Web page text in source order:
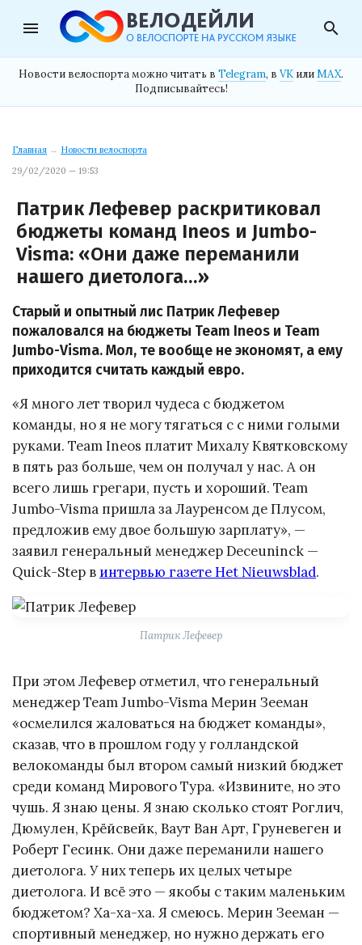
menu search
Новости велоспорта можно читать в Telegram, в VK илиMAX.
Подписывайтесь!
Главная → Новости велоспорта
29/02/2020 — 19:53
Патрик Лефевер раскритиковал
бюджеты команд Ineos и Jumbo-
Visma: «Они даже переманили
нашего диетолога…»
Старый и опытный лис Патрик Лефевер
пожаловался на бюджеты Team Ineos и Team
Jumbo-Visma. Мол, те вообще не экономят, а ему
приходится считать каждый евро.
«Я много лет творил чудеса с бюджетом
команды, но я не могу тягаться с с ними голыми
руками. Team Ineos платит Михалу Квятковскому
в пять раз больше, чем он получал у нас. А он
всего лишь грегари, пусть и хороший. Team
Jumbo-Visma пришла за Лауренсом де Плусом,
предложив ему двое большую зарплату», —
заявил генеральный менеджер Deceuninck —
Quick-Step в интервью газете Het Nieuwsblad.
Патрик Лефевер
При этом Лефевер отметил, что генеральный
менеджер Team Jumbo-Visma Мерин Зееман
«осмелился жаловаться на бюджет команды»,
сказав, что в прошлом году у голландской
велокоманды был втором самый низкий бюджет
среди команд Мирового Тура. «Извините, но это
чушь. Я знаю цены. Я знаю сколько стоят Роглич,
Дюмулен, Крёйсвейк, Ваут Ван Арт, Груневеген и
Роберт Гесинк. Они даже переманили нашего
диетолога. У них теперь их целых четыре
диетолога. И всё это — якобы с таким маленьким
бюджетом? Ха-ха-ха. Я смеюсь. Мерин Зееман —
спортивный менеджер, но нужно держать его